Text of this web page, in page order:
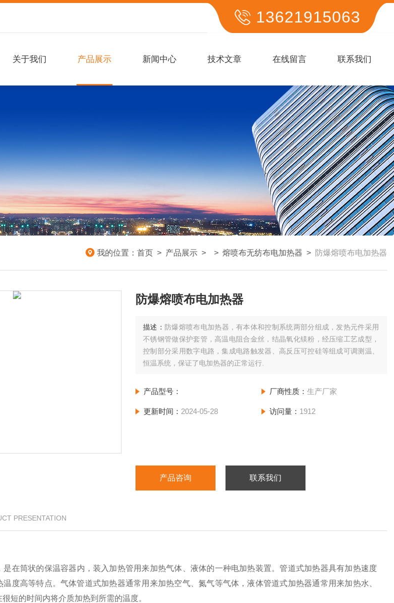
13621915063
关于我们 产品展示 新闻中心 技术文章 在线留言 联系我们
我的位置： 首页 > 产品展示 > > 熔喷布无纺布电加热器 > 防爆熔喷布电加热器
防爆熔喷布电加热器
描述： 防爆熔喷布电加热器，有本体和控制系统两部分组成，发热元件采用
不锈钢管做保护套管，高温电阻合金丝，结晶氧化镁粉，经压缩工艺成型，
控制部分采用数字电路，集成电路触发器、高反压可控硅等组成可调测温、
恒温系统，保证了电加热器的正常运行.
产品型号： 厂商性质： 生产厂家
更新时间： 2024-05-28 访问量： 1912
产品咨询 联系我们
PRESENTATION
是在筒状的保温容器内，装入加热管用来加热气体、液体的一种电加热装置。管道式加热器具有加热速度
度高等特点。气体管道式加热器通常用来加热空气、氮气等气体，液体管道式加热器通常用来加热水、
短的时间内将介质加热到所需的温度。